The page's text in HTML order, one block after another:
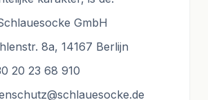
GmbH
8a, 14167 Berlijn
20 23 68 910